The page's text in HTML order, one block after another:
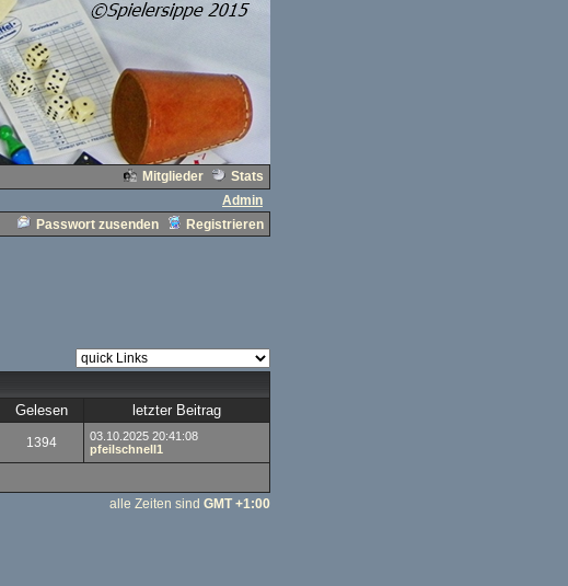
Mitglieder
Stats
Admin
Passwort zusenden Registrieren
Gelesen letzter Beitrag
1394
03.10.2025 20:41:08
pfeilschnell1
alle Zeiten sind GMT +1:00